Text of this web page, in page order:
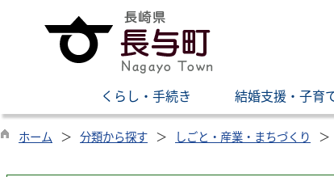
くらし・手続き 結婚支援・子育
ホーム 分類から探す しごと・産業・まちづくり